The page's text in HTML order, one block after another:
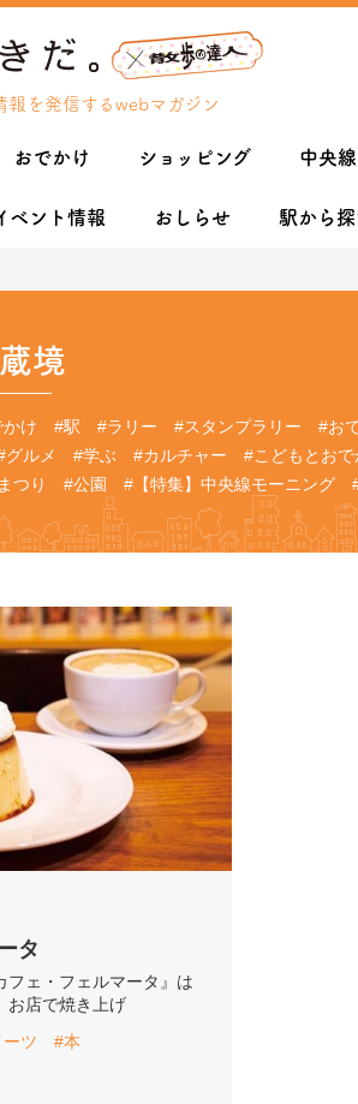
を発信するwebマガジン
おでかけ ショッピング 中央
ベント情報 おしらせ 駅から
境
け #駅 #ラリー #スタンプラリー
#お
グルメ #学ぶ #カルチャー #こどもとお
つり #公園 #【特集】中央線モーニング
タ
フェ・フェルマータ』は
お店で焼き上げ
ツ #本